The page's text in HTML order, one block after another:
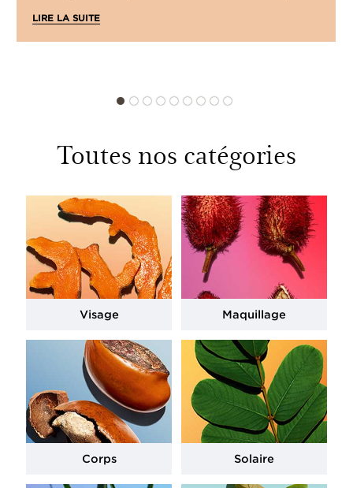
LIRE LA SUITE
Toutes nos catégories
Visage Maquillage
Corps Solaire